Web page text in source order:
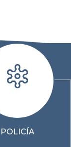
POLICÍA